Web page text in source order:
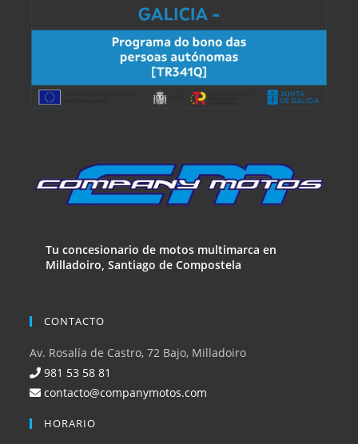
Tu concesionario de motos multimarca en
Milladoiro, Santiago de Compostela
CONTACTO
Av. Rosalía de Castro, 72 Bajo, Milladoiro
981 53 58 81
contacto@companymotos.com
HORARIO